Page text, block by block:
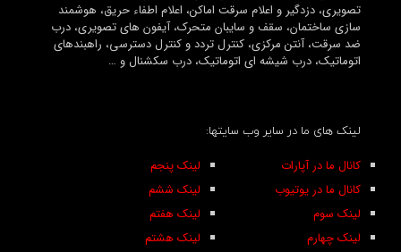
تصویری، دزدگیر و اعلام سرقت اماکن، اعلام اطفاء حریق، هوشمند
سازی ساختمان، سقف و سایبان متحرک، آیفون های تصویری، درب
ضد سرقت، آنتن مرکزی، کنترل تردد و کنترل دسترسی، راهبندهای
اتوماتیک، درب شیشه ای اتوماتیک، درب سکشنال و …
لینک های ما در سایر وب سایتها:
لینک پنجم
لینک ششم
لینک هفتم
لینک هشتم
کانال ما در آپارات
کانال ما در یوتیوب
لینک سوم
لینک چهارم